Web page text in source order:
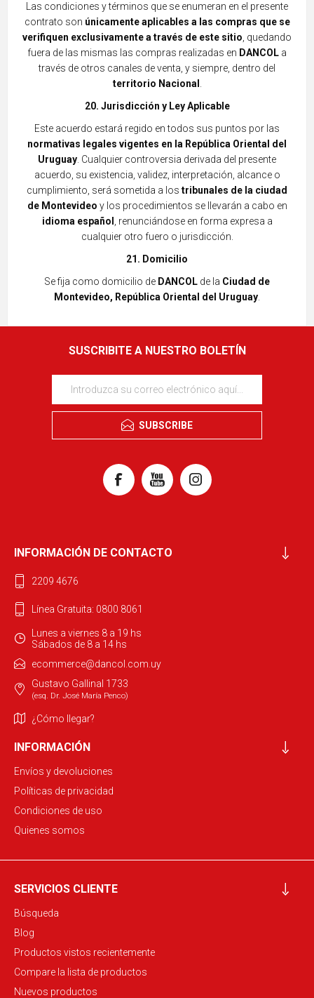
Las condiciones y términos que se enumeran en el presente
contrato son únicamente aplicables a las compras que se
verifiquen exclusivamente a través de este sitio , quedando
fuera de las mismas las compras realizadas en DANCOL a
través de otros canales de venta, y siempre, dentro del
territorio Nacional
20. Jurisdicción y Ley Aplicable
Este acuerdo estará regido en todos sus puntos por las
normativas legales vigentes en la República Oriental del
Uruguay . Cualquier controversia derivada del presente
acuerdo, su existencia, validez, interpretación, alcance o
cumplimiento, será sometida a los tribunales de la ciudad
de Montevideo y los procedimientos se llevarán a cabo en
idioma español
, renunciándose en forma expresa a
cualquier otro fuero o jurisdicción.
21. Domicilio
Se fija como domicilio de DANCOL de la Ciudad de
Montevideo, República Oriental del Uruguay
SUSCRIBITE A NUESTRO BOLETÍN
SUBSCRIBE
INFORMACIÓN DE CONTACTO
2209 4676
Línea Gratuita: 0800 8061
Lunes a viernes 8 a 19 hs
Sábados de 8 a 14 hs
ecommerce@dancol.com.uy
Gustavo Gallinal 1733
(esq. Dr. José María Penco)
¿Cómo llegar?
INFORMACIÓN
Envíos y devoluciones
Políticas de privacidad
Condiciones de uso
Quienes somos
SERVICIOS CLIENTE
Búsqueda
Blog
Productos vistos recientemente
Compare la lista de productos
Nuevos productos